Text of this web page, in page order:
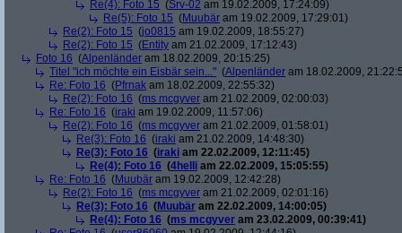
Re(4): Foto 15 (Srv-02 am 19.02.2009, 17:24:09)
Re(5): Foto 15 (Muubär am 19.02.2009, 17:29:01)
Re(2): Foto 15 (jo0815 am 19.02.2009, 18:55:27)
Re(2): Foto 15 (Entity am 21.02.2009, 17:12:43)
Foto 16 (Alpenländer am 18.02.2009, 20:15:25)
Titel "ich möchte ein Eisbär sein..." (Alpenländer am 18.02.2009,
Re: Foto 16 (Pfrnak am 18.02.2009, 22:55:32)
Re(2): Foto 16 (ms mcgyver am 21.02.2009, 02:00:03)
Re: Foto 16 (iraki am 19.02.2009, 11:57:06)
Re(2): Foto 16 (ms mcgyver am 21.02.2009, 01:58:01)
Re(3): Foto 16 (iraki am 21.02.2009, 14:48:30)
Re(3): Foto 16 (iraki am 22.02.2009, 12:11:45)
Re(4): Foto 16 (4helli am 22.02.2009, 15:05:55)
Re: Foto 16 (Muubär am 19.02.2009, 12:42:28)
Re(2): Foto 16 (ms mcgyver am 21.02.2009, 02:01:16)
Re(3): Foto 16 (Muubär am 22.02.2009, 14:00:05)
Re(4): Foto 16 (ms mcgyver am 23.02.2009, 00:39:41)